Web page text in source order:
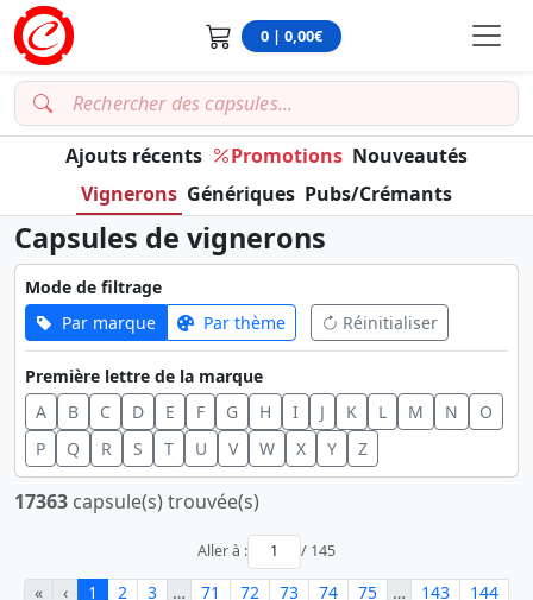
0 | 0,00€
Ajouts récents Promotions Nouveautés
Vignerons Génériques Pubs/Crémants
Capsules de vignerons
Mode de filtrage
Par marque
Par thème Réinitialiser
Première lettre de la marque
A
B C D E F G H I J K L M N
O
P
Q R S T U V W X Y Z
17363 capsule(s) trouvée(s)
Aller à : / 145
« ‹ 1 2 3 … 71 72 73 74 75 … 143
144